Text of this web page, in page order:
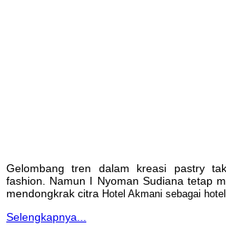
Gelombang tren dalam kreasi pastry
fashion. Namun I Nyoman Sudiana tetap
mendongkrak citra Hotel Akmani sebagai
Selengkapnya...